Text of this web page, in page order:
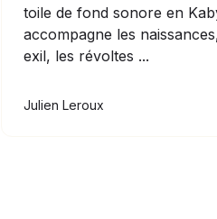
toile de fond sonore en
accompagne les
exil, les révoltes ...
Julien Leroux